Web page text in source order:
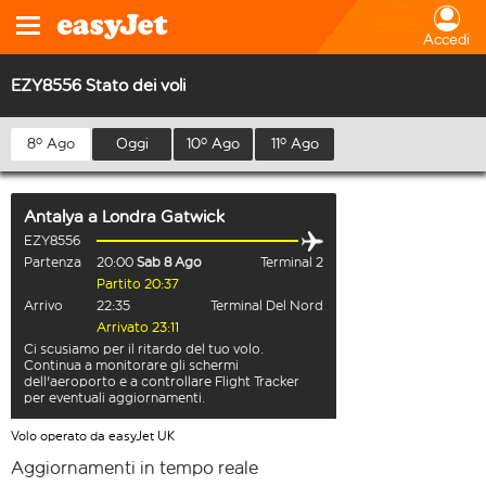
Accedi
EZY8556 Stato dei voli
8º Ago Oggi 10º Ago 11º Ago
Antalya a Londra Gatwick
EZY8556
Partenza
20:00 Sab 8 Ago
Terminal 2
Partito 20:37
Arrivo
22:35
Terminal Del Nord
Arrivato 23:11
Ci scusiamo per il ritardo del tuo volo.
Continua a monitorare gli schermi
dell'aeroporto e a controllare Flight Tracker
per eventuali aggiornamenti.
Volo operato da easyJet UK
Aggiornamenti in tempo reale